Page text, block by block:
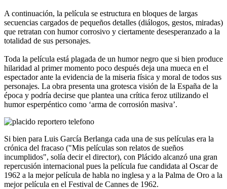
A continuación, la película se estructura en bloques de largas
secuencias cargados de pequeños detalles (diálogos, gestos, miradas)
que retratan con humor corrosivo y ciertamente desesperanzado a la
totalidad de sus personajes.
Toda la película está plagada de un humor negro que si bien produce
hilaridad al primer momento poco después deja una mueca en el
espectador ante la evidencia de la miseria física y moral de todos sus
personajes. La obra presenta una grotesca visión de la España de la
época y podría decirse que plantea una crítica feroz utilizando el
humor esperpéntico como ‘arma de corrosión masiva’.
Si bien para Luis García Berlanga cada una de sus películas era la
crónica del fracaso ("Mis películas son relatos de sueños
incumplidos", solía decir el director), con Plácido alcanzó una gran
repercusión internacional pues la película fue candidata al Oscar de
1962 a la mejor película de habla no inglesa y a la Palma de Oro a la
mejor película en el Festival de Cannes de 1962.